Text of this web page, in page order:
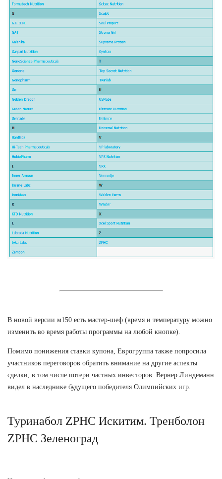
В новой версии м150 есть мастер-шеф (время и температуру можно
изменить во время работы программы на любой кнопке).
Помимо понижения ставки купона, Еврогруппа также попросила
участников переговоров обратить внимание на другие аспекты
сделки, в том числе потери частных инвесторов. Вернер Линдеманн
видел в наследнике будущего победителя Олимпийских игр.
Туринабол ZPHC Искитим. Тренболон
ZPHC Зеленоград